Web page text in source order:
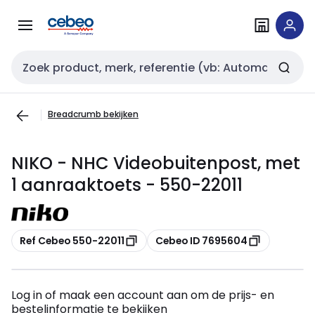
naar
naar
Zoekveld invoer
Breadcrumb bekijken
NIKO - NHC Videobuitenpost, met
1 aanraaktoets - 550-22011
Kopiëren
Ref Cebeo 550-22011 Kopiëren
Cebeo ID 7695604
Log in of maak een account aan om de prijs- en
bestelinformatie te bekijken